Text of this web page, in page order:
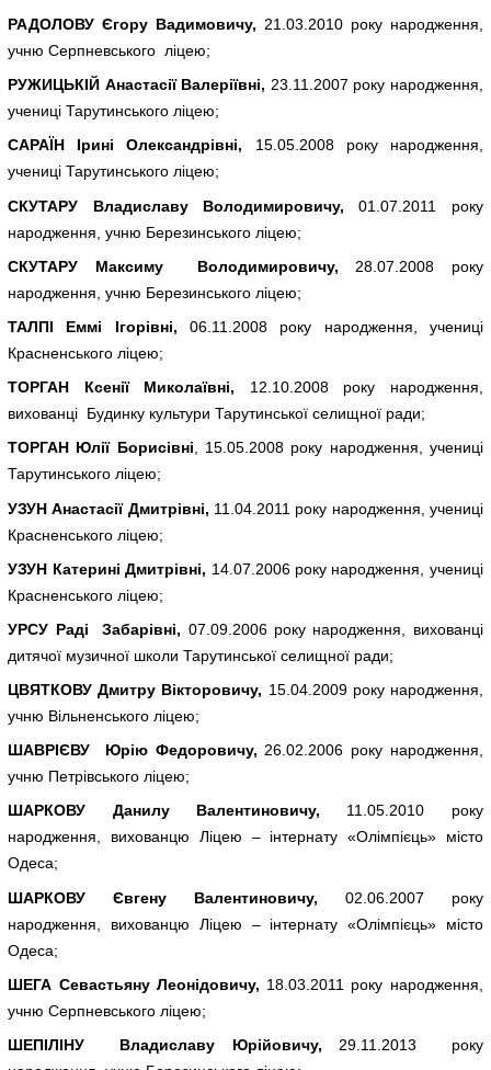
РАДОЛОВУ Єгору Вадимовичу, 21.03.2010 року народження,
учню Серпневського ліцею;
РУЖИЦЬКІЙ Анастасії Валеріївні, 23.11.2007 року народження,
учениці Тарутинського ліцею;
САРАЇН Ірині Олександрівні, 15.05.2008 року народження,
учениці Тарутинського ліцею;
СКУТАРУ Владиславу Володимировичу, 01.07.2011 року
народження, учню Березинського ліцею;
СКУТАРУ Максиму Володимировичу, 28.07.2008 року
народження, учню Березинського ліцею;
ТАЛПІ Еммі Ігорівні, 06.11.2008 року народження, учениці
Красненського ліцею;
ТОРГАН Ксенії Миколаївні, 12.10.2008 року народження,
вихованці Будинку культури Тарутинської селищної ради;
ТОРГАН Юлії Борисівні, 15.05.2008 року народження, учениці
Тарутинського ліцею;
УЗУН Анастасії Дмитрівні, 11.04.2011 року народження, учениці
Красненського ліцею;
УЗУН Катерині Дмитрівні, 14.07.2006 року народження, учениці
Красненського ліцею;
УРСУ Раді Забарівні, 07.09.2006 року народження, вихованці
дитячої музичної школи Тарутинської селищної ради;
ЦВЯТКОВУ Дмитру Вікторовичу, 15.04.2009 року народження,
учню Вільненського ліцею;
ШАВРІЄВУ Юрію Федоровичу, 26.02.2006 року народження,
учню Петрівського ліцею;
ШАРКОВУ Данилу Валентиновичу, 11.05.2010 року
народження, вихованцю Ліцею – інтернату «Олімпієць» місто
Одеса;
ШАРКОВУ Євгену Валентиновичу, 02.06.2007 року
народження, вихованцю Ліцею – інтернату «Олімпієць» місто
Одеса;
ШЕГА Севастьяну Леонідовичу, 18.03.2011 року народження,
учню Серпневського ліцею;
ШЕПІЛІНУ Владиславу Юрійовичу, 29.11.2013 року